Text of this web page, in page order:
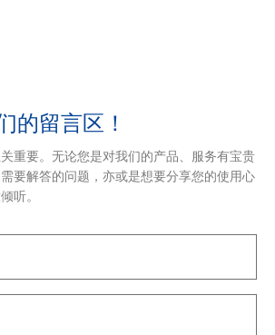
的留言区！
重要。无论您是对我们的产品、服务有宝贵
要解答的问题，亦或是想要分享您的使用心
听。‌